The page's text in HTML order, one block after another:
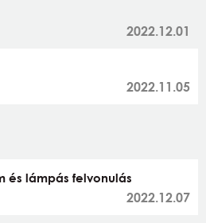
2022.12.01
2022.11.05
és lámpás felvonulás
2022.12.07